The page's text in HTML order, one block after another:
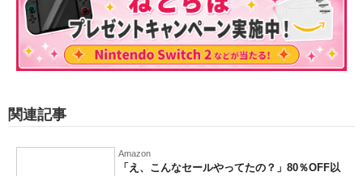
関連記事
Amazon
「え、こんなセールやってたの？」80％OFF以